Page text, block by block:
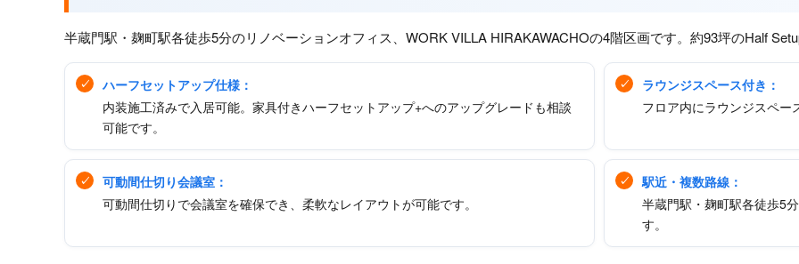
半蔵門駅・麹町駅各徒歩5分のリノベーションオフィス、WORK VILLA HIRAKAWACHOの4階区画です。約93坪のHalf
ハーフセットアップ仕様：
内装施工済みで入居可能。家具付きハーフセットアップ+へのアップグレードも相談
可能です。
ラウンジスペース付き：
フロア内にラウンジスペー
可動間仕切り会議室：
可動間仕切りで会議室を確保でき、柔軟なレイアウトが可能です。
駅近・複数路線：
半蔵門駅・麹町駅各徒歩5
す。